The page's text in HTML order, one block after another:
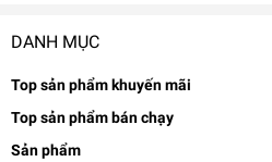
DANH MỤC
Top sản phẩm khuyến mãi
Top sản phẩm bán chạy
Sản phẩm